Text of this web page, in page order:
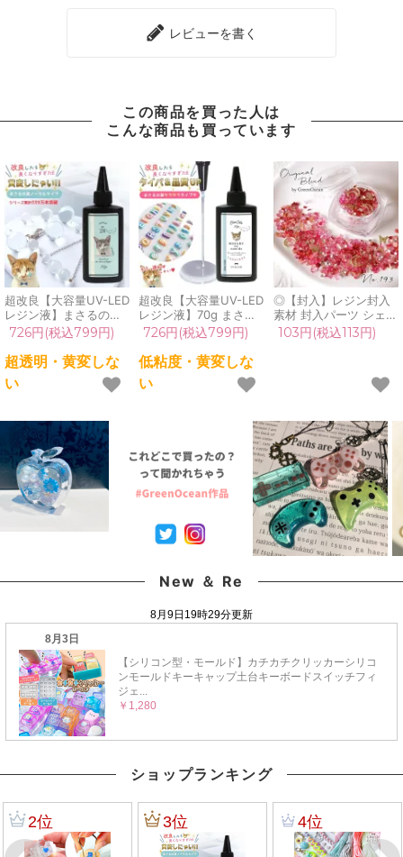
レビューを書く
この商品を買った人は
こんな商品も買っています
超改良【大容量UV-LED
レジン液】まさるの涙
ver.03 超透明 70g 初心
者 作家 コーティング
ハード 黄変しない 高品
質 クリア 猫 UVレジン
液 安い おすすめ
726円(税込799円)
超透明・黄変しな
い
超改良【大容量UV-LED
レジン液】70g まさる
の涙 サラサラタイプ
《クリア》 低粘度
GreenOceanオリジナ
ル さらさら ツルツル
高品質 透明 猫 UVレジ
726円(税込799円)
低粘度・黄変しな
い
◎【封入】レジン封入
素材 封入パーツ シェイ
カー デコパーツ 茜空
月 蝶 ブリオン ビジュ
103円(税込113円)
New ＆ Re
ショップランキング